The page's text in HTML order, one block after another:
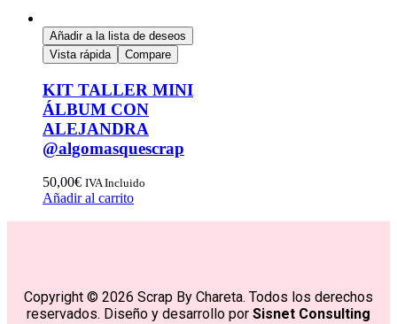
Añadir a la lista de deseos
Vista rápida
Compare
KIT TALLER MINI
ÁLBUM CON
ALEJANDRA
@algomasquescrap
50,00€ IVA Incluido
Añadir al carrito
Copyright © 2026 Scrap By Chareta. Todos los derechos
reservados. Diseño y desarrollo por Sisnet Consulting